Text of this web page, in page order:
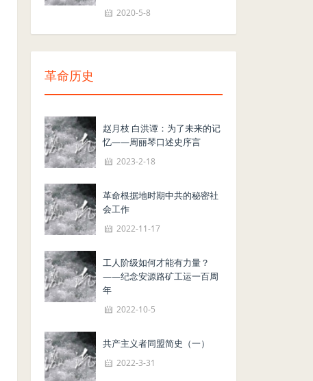
2020-5-8
革命历史
赵月枝 白洪谭：为了未来的记
忆——周丽琴口述史序言
2023-2-18
革命根据地时期中共的秘密社
会工作
2022-11-17
工人阶级如何才能有力量？
——纪念安源路矿工运一百周
年
2022-10-5
共产主义者同盟简史（一）
2022-3-31